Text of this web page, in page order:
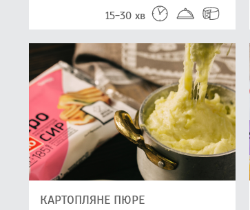
15-30 хв
КАРТОПЛЯНЕ ПЮРЕ